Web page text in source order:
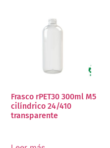
Frasco rPET30 300ml M5
cilíndrico 24/410
transparente